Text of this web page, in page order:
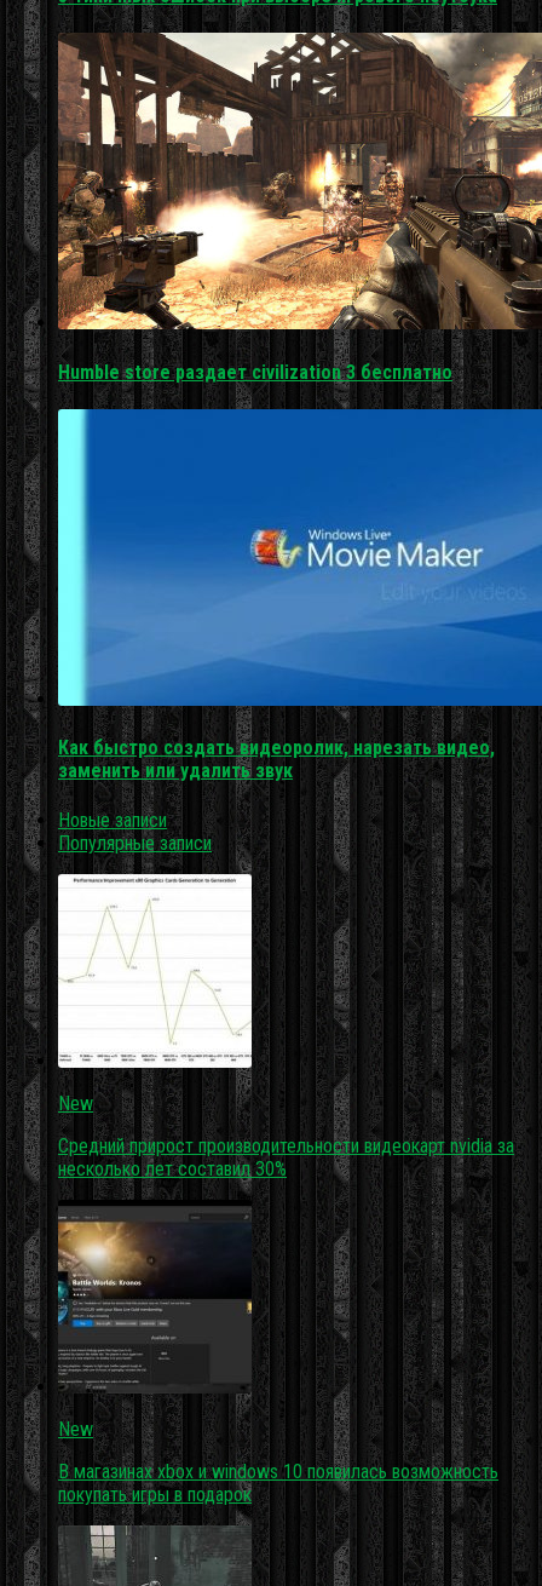
Humble store раздает civilization 3 бесплатно
Как быстро создать видеоролик, нарезать видео,
заменить или удалить звук
Новые записи
Популярные записи
New
Средний прирост производительности видеокарт nvidia за
несколько лет составил 30%
New
В магазинах xbox и windows 10 появилась возможность
покупать игры в подарок